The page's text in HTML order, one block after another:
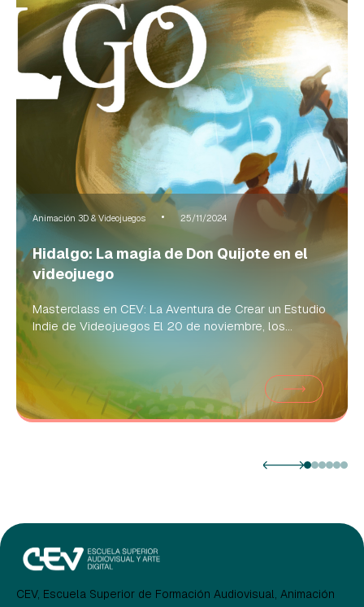
Animación 3D & Videojuegos 25/11/2024
Hidalgo: La magia de Don Quijote en el
videojuego
Masterclass en CEV: La Aventura de Crear un Estudio
Indie de Videojuegos El 20 de noviembre, los...
CEV, Escuela Superior de Formación Audiovisual, Animación